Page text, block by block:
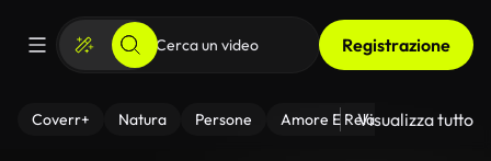
Registrazione
Coverr+ Natura Persone Amore E Relazioni Il
Visualizza tutto